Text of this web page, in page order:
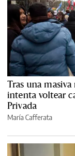
Tras una
intenta voltear
Privada
María Cafferata